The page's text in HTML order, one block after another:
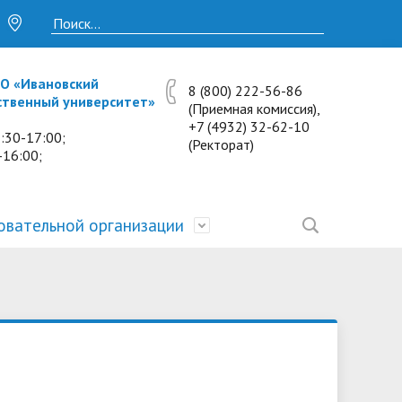
«Ивановский
университет»
17:00;
8 (800) 222-56-86
(Приемная комиссия),
+7 (4932) 32-62-10
(Ректорат)
• Научные журналы
• Разбор олимпиадных заданий
• Иностранным студентам
организации
и
• Материально-техническое